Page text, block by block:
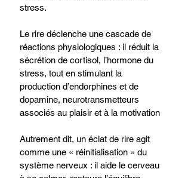
stress.
Le rire déclenche une cascade de
réactions physiologiques : il réduit la
sécrétion de cortisol, l’hormone du
stress, tout en stimulant la
production d’endorphines et de
dopamine, neurotransmetteurs
associés au plaisir et à la motivation
Autrement dit, un éclat de rire agit
comme une « réinitialisation » du
système nerveux : il aide le cerveau